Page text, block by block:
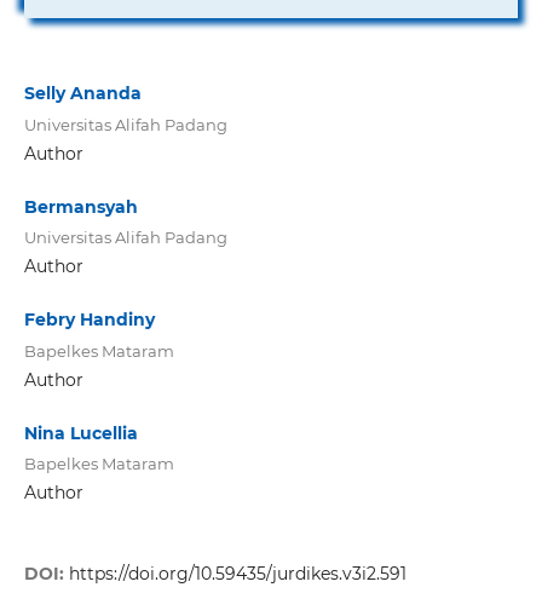
Selly Ananda
Universitas Alifah Padang
Author
Bermansyah
Universitas Alifah Padang
Author
Febry Handiny
Bapelkes Mataram
Author
Nina Lucellia
Bapelkes Mataram
Author
DOI: https://doi.org/10.59435/jurdikes.v3i2.591